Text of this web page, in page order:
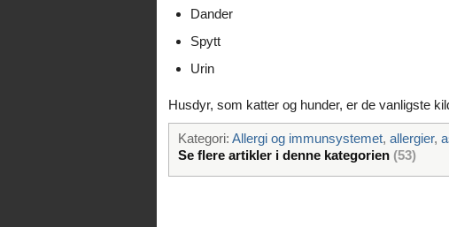
Dander
Spytt
Urin
Husdyr, som katter og hunder, er de vanligste
Kategori: Allergi og immunsystemet, allergier,
Se flere artikler i denne kategorien (53)